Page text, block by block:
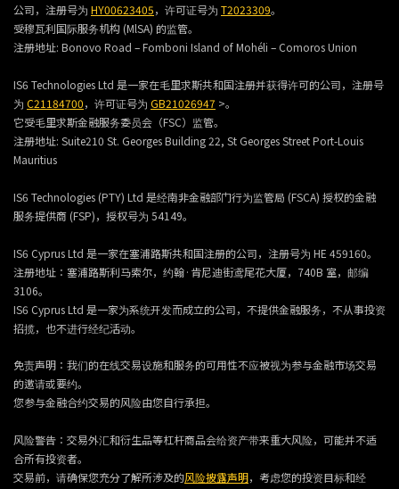
公司，注册号为 HY00623405，许可证号为 T2023309。
受穆瓦利国际服务机构 (MlSA) 的监管。
注册地址: Bonovo Road – Fomboni Island of Mohéli – Comoros Union
IS6 Technologies Ltd 是一家在毛里求斯共和国注册并获得许可的公司，注册号
为 C21184700，许可证号为 GB21026947 >。
它受毛里求斯金融服务委员会（FSC）监管。
注册地址: Suite210 St. Georges Building 22, St Georges Street Port-Louis
Mauritius
IS6 Technologies (PTY) Ltd 是经南非金融部门行为监管局 (FSCA) 授权的金融
服务提供商 (FSP)，授权号为 54149。
IS6 Cyprus Ltd 是一家在塞浦路斯共和国注册的公司，注册号为 HE 459160。
注册地址：塞浦路斯利马索尔，约翰·肯尼迪街鸢尾花大厦，740B 室，邮编
3106。
IS6 Cyprus Ltd 是一家为系统开发而成立的公司，不提供金融服务，不从事投资
招揽，也不进行经纪活动。
免责声明：我们的在线交易设施和服务的可用性不应被视为参与金融市场交易
的邀请或要约。
您参与金融合约交易的风险由您自行承担。
风险警告：交易外汇和衍生品等杠杆商品会给资产带来重大风险，可能并不适
合所有投资者。
交易前，请确保您充分了解所涉及的风险披露声明，考虑您的投资目标和经